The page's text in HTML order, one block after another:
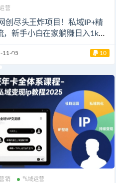
营
创尽头王炸项目！私域IP+精
，新手小白在家躺賺日入1k，
11-05 10
销 私域运营